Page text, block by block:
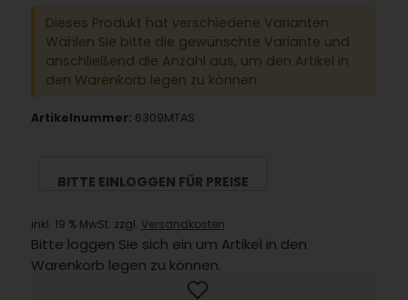
Dieses Produkt hat verschiedene Varianten.
Wählen Sie bitte die gewünschte Variante und
anschließend die Anzahl aus, um den Artikel in
den Warenkorb legen zu können.
Artikelnummer: 6309MTAS
BITTE EINLOGGEN FÜR PREISE
inkl. 19 % MwSt. zzgl. Versandkosten
Bitte loggen Sie sich ein um Artikel in den
Warenkorb legen zu können.